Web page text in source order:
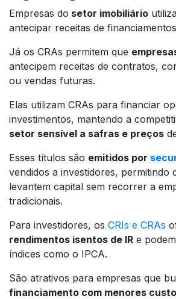
Empresas do setor imobiliário
antecipar receitas de
Já os CRAs permitem que
antecipem receitas de contratos,
ou vendas futuras.
Elas utilizam CRAs para financiar
investimentos, mantendo a
setor sensível a safras e preços
Esses títulos são emitidos por
vendidos a investidores, permitindo
levantem capital sem recorrer a
tradicionais.
Para investidores, os CRIs e CRAs
rendimentos isentos de IR e
índices como o IPCA.
São atrativos para empresas que
financiamento com menores